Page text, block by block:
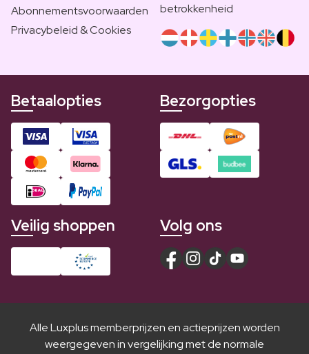
Abonnementsvoorwaarden
Privacybeleid & Cookies
betrokkenheid
Betaalopties Bezorgopties
Veilig shoppen Volg ons
Alle Luxplus memberprijzen en actieprijzen worden
weergegeven in vergelijking met de normale